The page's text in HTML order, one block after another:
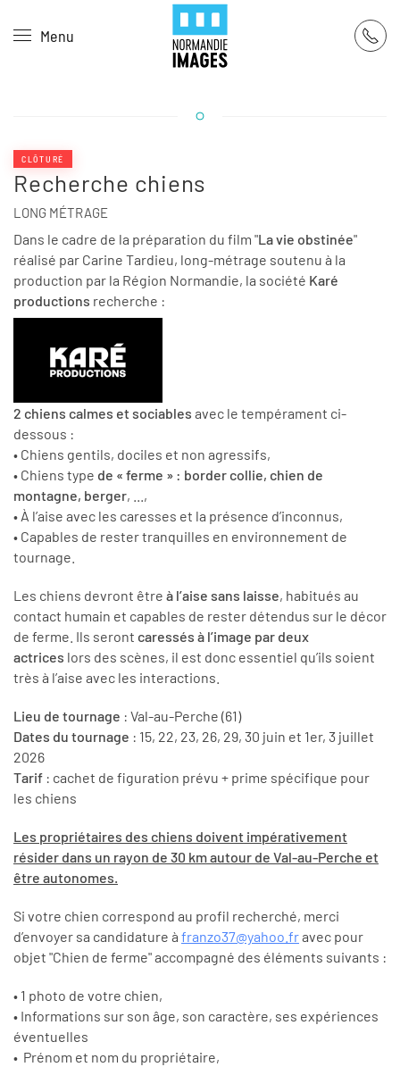
Skip to main content
Menu
CLÔTURÉ
Recherche chiens
LONG MÉTRAGE
Dans le cadre de la préparation du film "La vie obstinée"
réalisé par Carine Tardieu, long-métrage soutenu à la
production par la Région Normandie, la société Karé
productions recherche :
2 chiens calmes et sociables avec le tempérament ci-
dessous :
• Chiens gentils, dociles et non agressifs,
• Chiens type de « ferme » : border collie, chien de
montagne, berger, ...,
• À l’aise avec les caresses et la présence d’inconnus,
• Capables de rester tranquilles en environnement de
tournage.
Les chiens devront être à l’aise sans laisse, habitués au
contact humain et capables de rester détendus sur le décor
de ferme. Ils seront caressés à l’image par deux
actrices lors des scènes, il est donc essentiel qu’ils soient
très à l’aise avec les interactions.
Lieu de tournage : Val-au-Perche (61)
Dates du tournage : 15, 22, 23, 26, 29, 30 juin et 1er, 3 juillet
2026
Tarif : cachet de figuration prévu + prime spécifique pour
les chiens
Les propriétaires des chiens doivent impérativement
résider dans un rayon de 30 km autour de Val-au-Perche et
être autonomes.
Si votre chien correspond au profil recherché, merci
d’envoyer sa candidature à franzo37@yahoo.fravec pour
objet "Chien de ferme" accompagné des éléments suivants :
• 1 photo de votre chien,
• Informations sur son âge, son caractère, ses expériences
éventuelles
• Prénom et nom du propriétaire,
Panneau de gestion des cookies